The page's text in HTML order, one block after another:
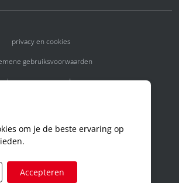
privacy en cookies
gebruiksvoorwaarden
algemene voorwaarden
code of conduct
rechten ivm privacy
om je de beste ervaring op
Accepteren